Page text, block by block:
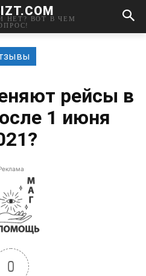
НЕТ? ВОТ В ЧЕМ
рейсы в
1 июня
0